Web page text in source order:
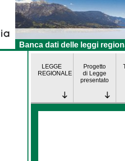
Banca dati delle leggi
LEGGE
REGIONALE
Progetto
di Legge
presentato